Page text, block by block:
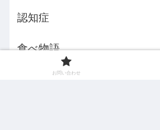
認知症
食べ物語
お問い合わせ